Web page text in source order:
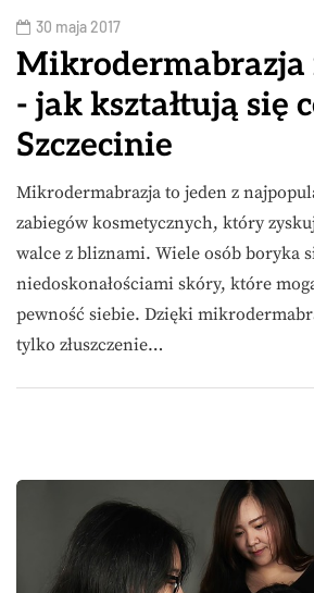
30 maja 2017
Mikrodermabrazja
- jak kształtują się
Szczecinie
Mikrodermabrazja to jeden z
zabiegów kosmetycznych, który
walce z bliznami. Wiele osób boryka
niedoskonałościami skóry, które
pewność siebie. Dzięki
tylko złuszczenie…